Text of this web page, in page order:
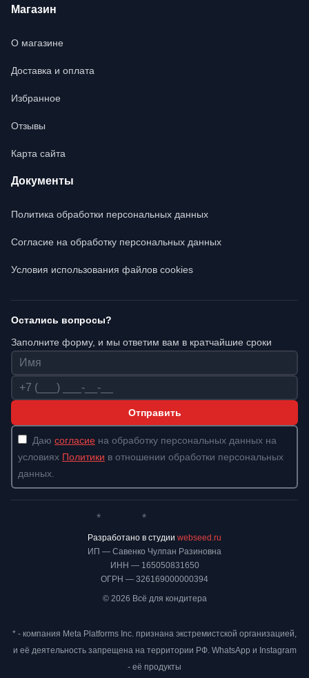
Магазин
О магазине
Доставка и оплата
Избранное
Отзывы
Карта сайта
Документы
Политика обработки персональных данных
Согласие на обработку персональных данных
Условия использования файлов cookies
Остались вопросы?
Заполните форму, и мы ответим вам в кратчайшие сроки
Имя
Телефон
Отправить
Даю согласие на обработку персональных данных на
условиях Политики в отношении обработки персональных
данных.
ИП — Савенко Чулпан Разиновна
ИНН — 165050831650
ОГРН — 326169000000394
© 2026 Всё для кондитера
* *
Разработано в студии webseed.ru
* - компания Meta Platforms Inc. признана экстремистской организацией,
и её деятельность запрещена на территории РФ. WhatsApp и Instagram
- её продукты